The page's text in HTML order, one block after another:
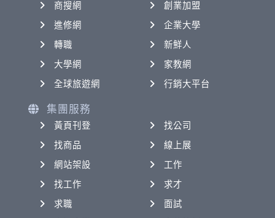
商搜網
創業加盟
進修網
企業大學
轉職
新鮮人
大學網
家教網
全球旅遊網
行銷大平台
集團服務
黃頁刊登
找公司
找商品
線上展
網站架設
工作
找工作
求才
求職
面試